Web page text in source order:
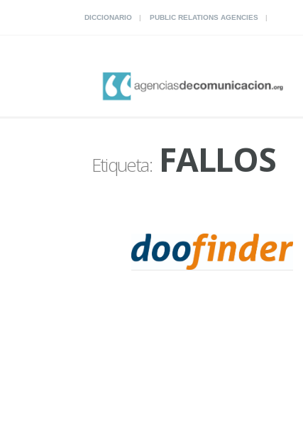
DICCIONARIO PUBLIC RELATIONS AGENCIES
Etiqueta:FALLOS